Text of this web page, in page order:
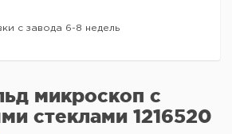
с завода 6-8 недель
микроскоп с
стеклами 1216520